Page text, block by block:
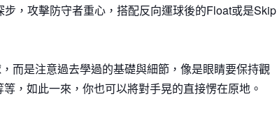
，攻擊防守者重心，搭配反向運球後的Float或是Skip
是注意過去學過的基礎與細節，像是眼睛要保持觀
，如此一來，你也可以將對手晃的直接愣在原地。